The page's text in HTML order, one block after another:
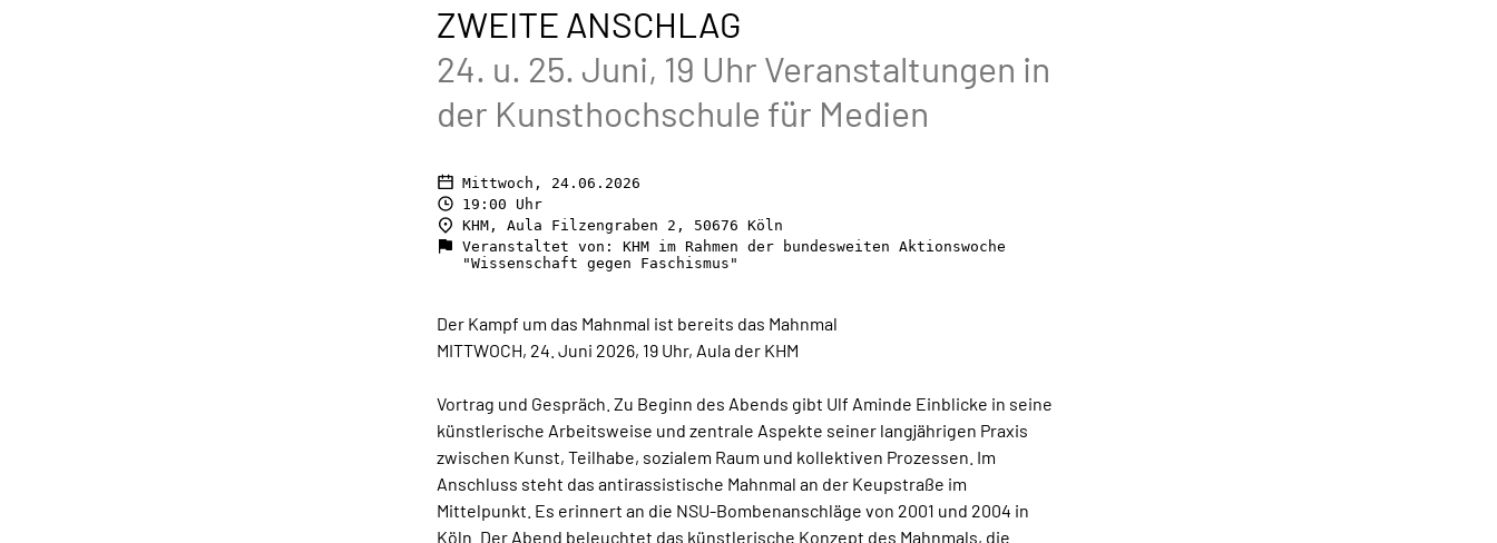
ZWEITE ANSCHLAG
24. u. 25. Juni, 19 Uhr Veranstaltungen in
der Kunsthochschule für Medien
Mittwoch, 24.06.2026
19:00 Uhr
KHM, Aula Filzengraben 2, 50676 Köln
Veranstaltet von: KHM im Rahmen der bundesweiten Aktionswoche
"Wissenschaft gegen Faschismus"
Der Kampf um das Mahnmal ist bereits das Mahnmal
MITTWOCH, 24. Juni 2026, 19 Uhr, Aula der KHM
Vortrag und Gespräch. Zu Beginn des Abends gibt Ulf Aminde Einblicke in seine
künstlerische Arbeitsweise und zentrale Aspekte seiner langjährigen Praxis
zwischen Kunst, Teilhabe, sozialem Raum und kollektiven Prozessen. Im
Anschluss steht das antirassistische Mahnmal an der Keupstraße im
Mittelpunkt. Es erinnert an die NSU-Bombenanschläge von 2001 und 2004 in
Köln. Der Abend beleuchtet das künstlerische Konzept des Mahnmals, die